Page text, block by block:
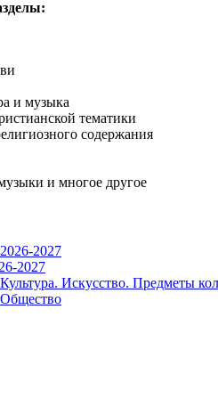
и музыка
тематики
содержания
и многое другое
2027
2027
Искусство. Предметы